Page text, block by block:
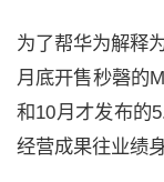
为了帮华为解释
月底开售秒磬的
和10月才发布的
经营成果往业绩